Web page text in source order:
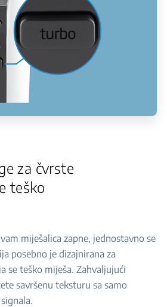
za čvrste
teško
miješalica zapne, jednostavno se
posebno je dizajnirana za
se teško miješa. Zahvaljujući
savršenu teksturu sa samo